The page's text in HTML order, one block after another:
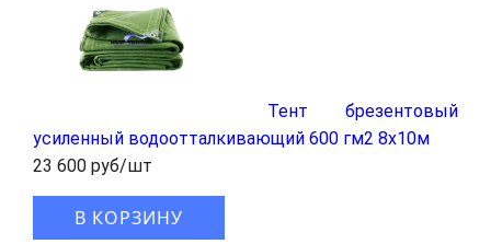
Тент брезентовый
усиленный водоотталкивающий 600 гм2 8x10м
23 600 руб/шт
В КОРЗИНУ